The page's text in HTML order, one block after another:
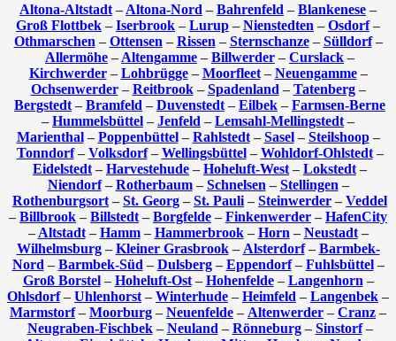
Altona-Altstadt – Altona-Nord – Bahrenfeld – Blankenese –
Groß Flottbek – Iserbrook – Lurup – Nienstedten – Osdorf–
Othmarschen – Ottensen – Rissen – Sternschanze– Sülldorf–
Allermöhe – Altengamme – Billwerder – Curslack –
Kirchwerder– Lohbrügge– Moorfleet– Neuengamme–
Ochsenwerder– Reitbrook– Spadenland – Tatenberg–
Bergstedt – Bramfeld – Duvenstedt – Eilbek – Farmsen-Berne
– Hummelsbüttel – Jenfeld – Lemsahl-Mellingstedt –
Marienthal– Poppenbüttel– Rahlstedt– Sasel– Steilshoop–
Tonndorf– Volksdorf– Wellingsbüttel– Wohldorf-Ohlstedt–
Eidelstedt – Harvestehude – Hoheluft-West – Lokstedt –
Niendorf– Rotherbaum– Schnelsen – Stellingen –
Rothenburgsort – St. Georg – St. Pauli – Steinwerder – Veddel
– Billbrook – Billstedt – Borgfelde – Finkenwerder – HafenCity
– Altstadt– Hamm– Hammerbrook– Horn – Neustadt–
Wilhelmsburg– Kleiner Grasbrook– Alsterdorf– Barmbek-
Nord – Barmbek-Süd – Dulsberg– Eppendorf– Fuhlsbüttel–
Groß Borstel– Hoheluft-Ost– Hohenfelde– Langenhorn –
Ohlsdorf– Uhlenhorst – Winterhude – Heimfeld – Langenbek –
Marmstorf– Moorburg – Neuenfelde – Altenwerder – Cranz –
Neugraben-Fischbek– Neuland – Rönneburg– Sinstorf–